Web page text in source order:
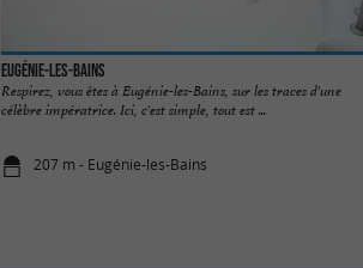
Eugénie-les-Bains
Respirez, vous êtes à Eugénie-les-Bains, sur les traces d'une
célèbre impératrice. Ici, c'est simple, tout est ...
207 m - Eugénie-les-Bains